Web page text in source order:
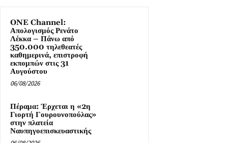
ONE Channel:
Απολογισμός Ρενάτο
Λέκκα – Πάνω από
350.000 τηλεθεατές
καθημερινά, επιστροφή
εκπομπών στις 31
Αυγούστου
06/08/2026
Πέραμα: Έρχεται η «2η
Γιορτή Γουρουνοπούλας»
στην πλατεία
Ναυπηγοεπισκευαστικής